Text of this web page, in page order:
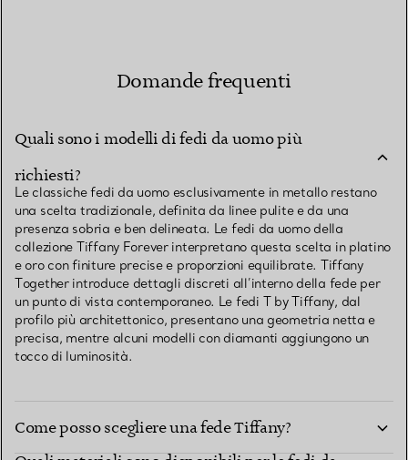
Domande frequenti
Quali sono i modelli di fedi da uomo più
richiesti?
Le classiche fedi da uomo esclusivamente in metallo restano
una scelta tradizionale, definita da linee pulite e da una
presenza sobria e ben delineata. Le fedi da uomo della
collezione Tiffany Forever interpretano questa scelta in platino
e oro con finiture precise e proporzioni equilibrate. Tiffany
Together introduce dettagli discreti all’interno della fede per
un punto di vista contemporaneo. Le fedi T by Tiffany, dal
profilo più architettonico, presentano una geometria netta e
precisa, mentre alcuni modelli con diamanti aggiungono un
tocco di luminosità.
Come posso scegliere una fede Tiffany?